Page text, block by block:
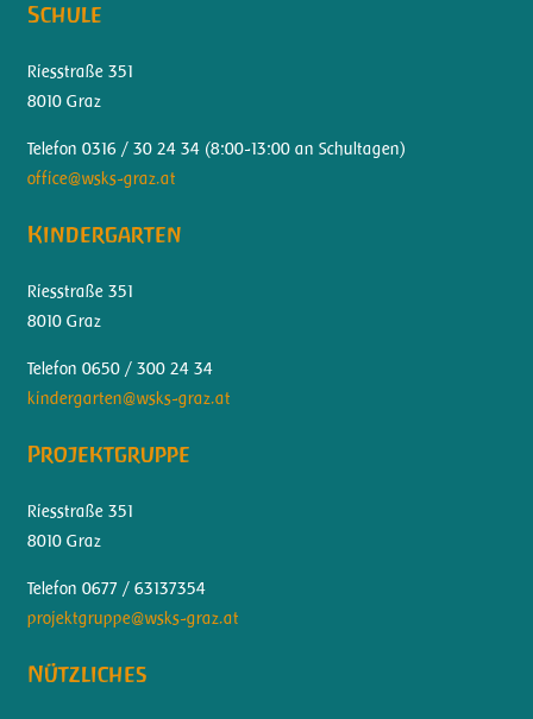
Schule
Riesstraße 351
8010 Graz
Telefon 0316 / 30 24 34 (8:00-13:00 an Schultagen)
office@wsks-graz.at
Kindergarten
Riesstraße 351
8010 Graz
Telefon 0650 / 300 24 34
kindergarten@wsks-graz.at
Projektgruppe
Riesstraße 351
8010 Graz
Telefon 0677 / 63137354
projektgruppe@wsks-graz.at
Nützliches